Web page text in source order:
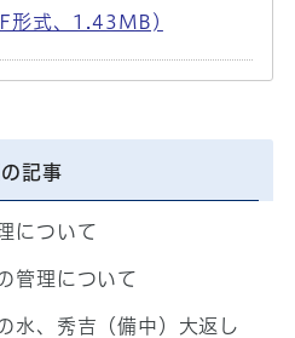
形式、1.43MB)
記事
について
管理について
水、秀吉（備中）大返し